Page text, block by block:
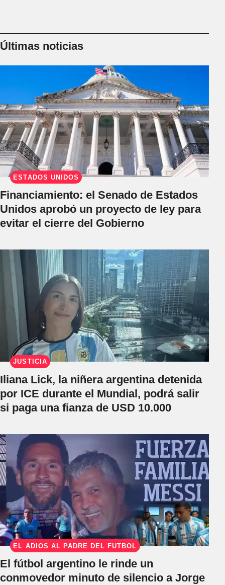
Últimas noticias
ESTADOS UNIDOS
Financiamiento: el Senado de Estados
Unidos aprobó un proyecto de ley para
evitar el cierre del Gobierno
JUSTICIA
Iliana Lick, la niñera argentina detenida
por ICE durante el Mundial, podrá salir
si paga una fianza de USD 10.000
EL ADIÓS AL PADRE DEL FÚTBOL
El fútbol argentino le rinde un
conmovedor minuto de silencio a Jorge